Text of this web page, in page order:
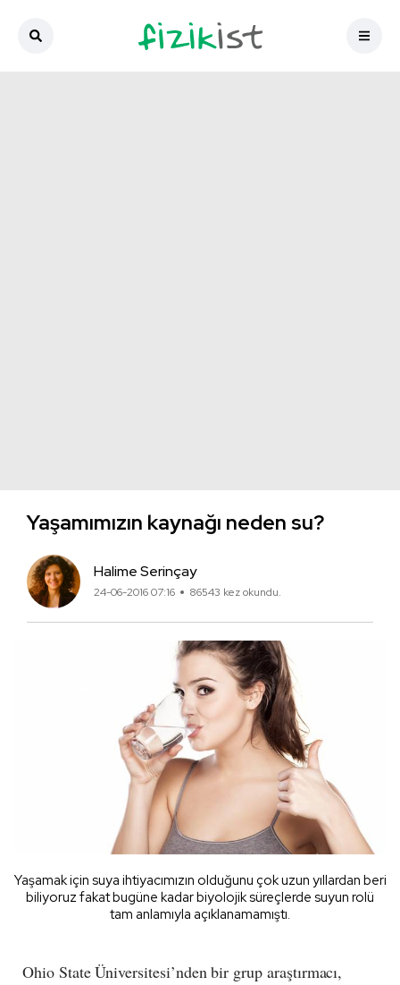
Yaşamımızın kaynağı neden su?
Halime Serinçay
24-06-2016 07:16 86543 kez okundu.
Yaşamak için suya ihtiyacımızın olduğunu çok uzun yıllardan beri
biliyoruz fakat bugüne kadar biyolojik süreçlerde suyun rolü
tam anlamıyla açıklanamamıştı.
Ohio State Üniversitesi’nden bir grup araştırmacı,